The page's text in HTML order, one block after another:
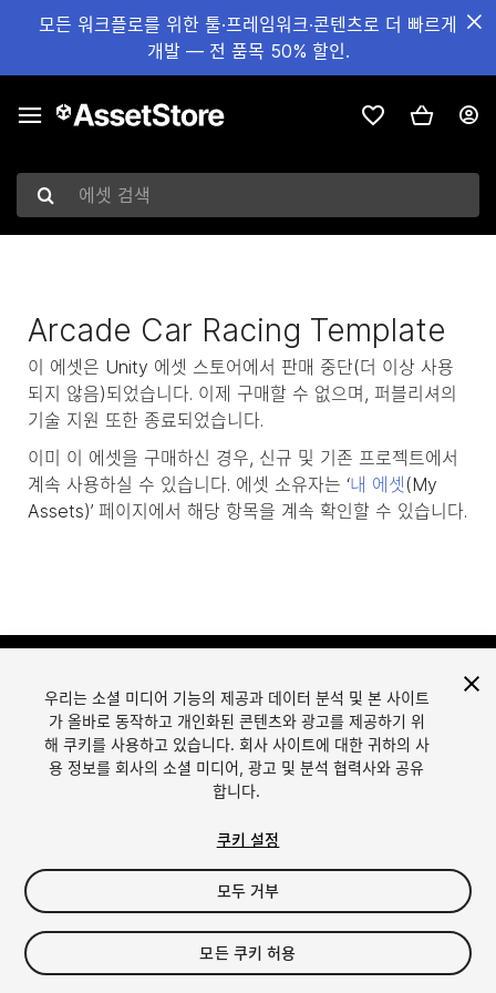
모든 워크플로를 위한 툴·프레임워크·콘텐츠로 더 빠르게
개발 — 전 품목 50% 할인.
에셋 검색
Arcade Car Racing Template
이 에셋은 Unity 에셋 스토어에서 판매 중단(더 이상 사용
되지 않음)되었습니다. 이제 구매할 수 없으며, 퍼블리셔의
기술 지원 또한 종료되었습니다.
이미 이 에셋을 구매하신 경우, 신규 및 기존 프로젝트에서
계속 사용하실 수 있습니다. 에셋 소유자는 ‘내 에셋 (My
Assets)’ 페이지에서 해당 항목을 계속 확인할 수 있습니다.
한국어
日本語
Unity에서 에셋 판매
Sell Assets
에셋 스토어 툴
퍼블리셔 로그인
자주 묻는 질문
우리는 소셜 미디어 기능의 제공과 데이터 분석 및 본 사이트
가 올바로 동작하고 개인화된 콘텐츠와 광고를 제공하기 위
해 쿠키를 사용하고 있습니다. 회사 사이트에 대한 귀하의 사
용 정보를 회사의 소셜 미디어, 광고 및 분석 협력사와 공유
합니다.
쿠키 설정
모두 거부
모든 쿠키 허용